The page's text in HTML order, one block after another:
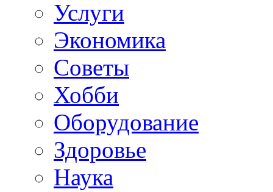
Услуги
Экономика
Советы
Хобби
Oборудование
Здоровье
Наука